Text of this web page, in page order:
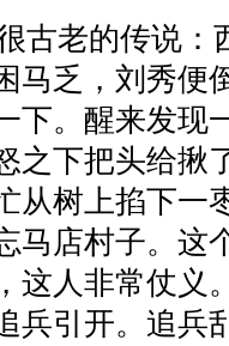
古老的传说：
马乏，刘秀便
下。醒来发现
之下把头给揪
从树上掐下一
马店村子。这
这人非常仗义
兵引开。追兵